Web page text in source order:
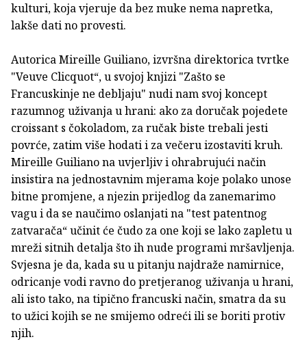
kulturi, koja vjeruje da bez muke nema napretka,
lakše dati no provesti.
Autorica Mireille Guiliano, izvršna direktorica tvrtke
"Veuve Clicquot“, u svojoj knjizi "Zašto se
Francuskinje ne debljaju" nudi nam svoj koncept
razumnog uživanja u hrani: ako za doručak pojedete
croissant s čokoladom, za ručak biste trebali jesti
povrće, zatim više hodati i za večeru izostaviti kruh.
Mireille Guiliano na uvjerljiv i ohrabrujući način
insistira na jednostavnim mjerama koje polako unose
bitne promjene, a njezin prijedlog da zanemarimo
vagu i da se naučimo oslanjati na "test patentnog
zatvarača“ učinit će čudo za one koji se lako zapletu u
mreži sitnih detalja što ih nude programi mršavljenja.
Svjesna je da, kada su u pitanju najdraže namirnice,
odricanje vodi ravno do pretjeranog uživanja u hrani,
ali isto tako, na tipično francuski način, smatra da su
to užici kojih se ne smijemo odreći ili se boriti protiv
njih.